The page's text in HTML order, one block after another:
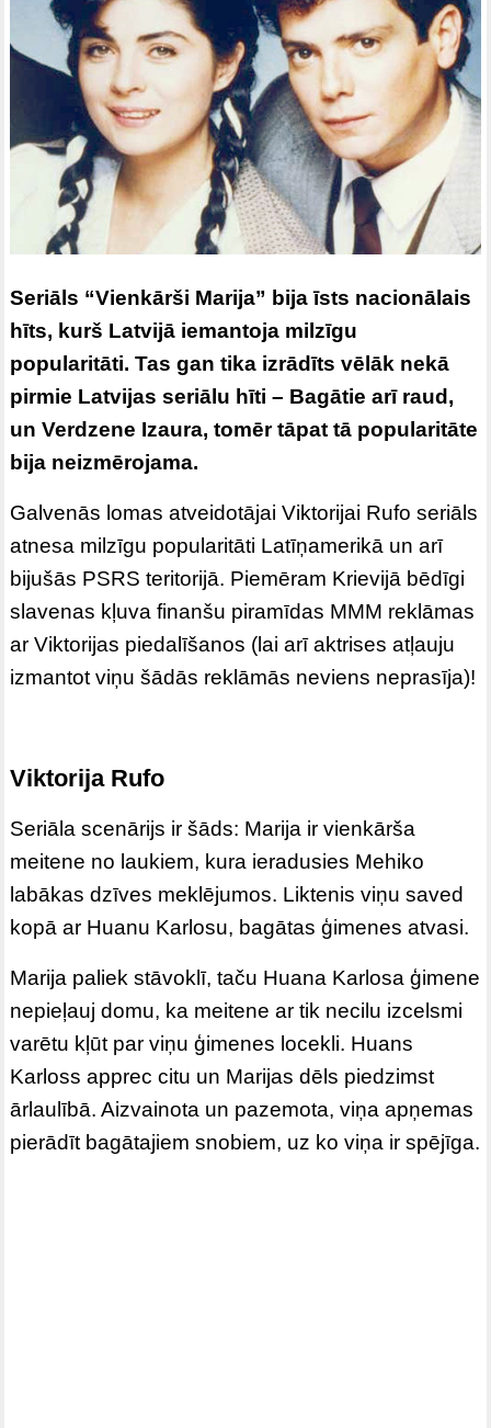
Seriāls “Vienkārši Marija” bija īsts nacionālais
hīts, kurš Latvijā iemantoja milzīgu
popularitāti. Tas gan tika izrādīts vēlāk nekā
pirmie Latvijas seriālu hīti – Bagātie arī raud,
un Verdzene Izaura, tomēr tāpat tā popularitāte
bija neizmērojama.
Galvenās lomas atveidotājai Viktorijai Rufo seriāls
atnesa milzīgu popularitāti Latīņamerikā un arī
bijušās PSRS teritorijā. Piemēram Krievijā bēdīgi
slavenas kļuva finanšu piramīdas MMM reklāmas
ar Viktorijas piedalīšanos (lai arī aktrises atļauju
izmantot viņu šādās reklāmās neviens neprasīja)!
Viktorija Rufo
Seriāla scenārijs ir šāds: Marija ir vienkārša
meitene no laukiem, kura ieradusies Mehiko
labākas dzīves meklējumos. Liktenis viņu saved
kopā ar Huanu Karlosu, bagātas ģimenes atvasi.
Marija paliek stāvoklī, taču Huana Karlosa ģimene
nepieļauj domu, ka meitene ar tik necilu izcelsmi
varētu kļūt par viņu ģimenes locekli. Huans
Karloss apprec citu un Marijas dēls piedzimst
ārlaulībā. Aizvainota un pazemota, viņa apņemas
pierādīt bagātajiem snobiem, uz ko viņa ir spējīga.